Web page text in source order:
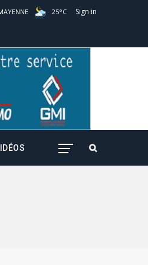
25°C Sign in